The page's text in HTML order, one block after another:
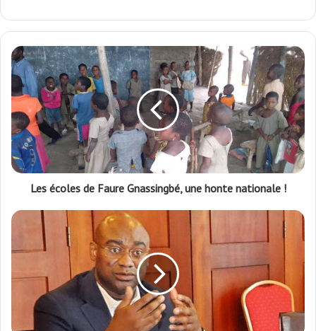
Les écoles de Faure Gnassingbé, une honte nationale !